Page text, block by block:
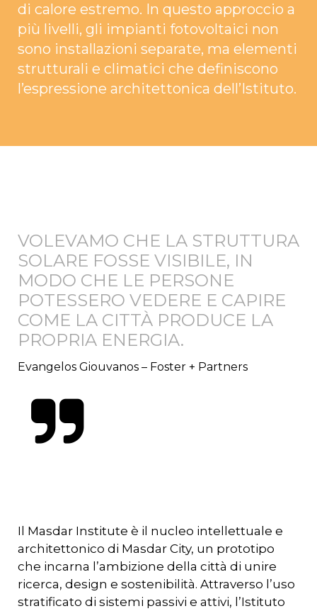
di calore estremo. In questo approccio a
più livelli, gli impianti fotovoltaici non
sono installazioni separate, ma elementi
strutturali e climatici che definiscono
l’espressione architettonica dell’Istituto.
VOLEVAMO CHE LA STRUTTURA
SOLARE FOSSE VISIBILE, IN
MODO CHE LE PERSONE
POTESSERO VEDERE E CAPIRE
COME LA CITTÀ PRODUCE LA
PROPRIA ENERGIA.
Evangelos Giouvanos – Foster + Partners
Il Masdar Institute è il nucleo intellettuale e
architettonico di Masdar City, un prototipo
che incarna l’ambizione della città di unire
ricerca, design e sostenibilità. Attraverso l’uso
stratificato di sistemi passivi e attivi, l’Istituto